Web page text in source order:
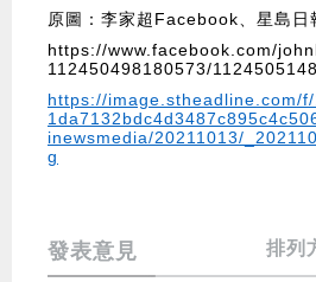
原圖：李家超Facebook、星島日
https://www.facebook.com/
112450498180573/
https://image.stheadline.com/
inewsmedia/20211013/
g
發表意見 排列